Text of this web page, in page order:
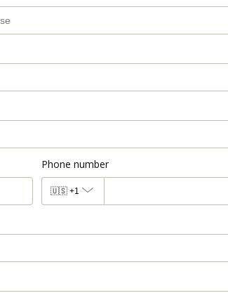
Phone number
🇺🇸 +1